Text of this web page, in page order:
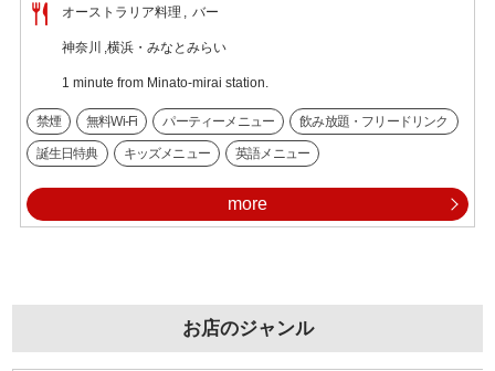
オーストラリア料理 バー
神奈川 横浜・みなとみらい
1 minute from Minato-mirai station.
禁煙 無料Wi-Fi パーティーメニュー 飲み放題・フリードリンク
誕生日特典 キッズメニュー 英語メニュー
more
お店のジャンル